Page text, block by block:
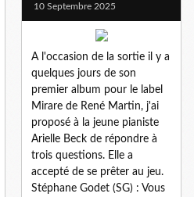
10 Septembre 2025
A l'occasion de la sortie il y a
quelques jours de son
premier album pour le label
Mirare de René Martin, j'ai
proposé à la jeune pianiste
Arielle Beck de répondre à
trois questions. Elle a
accepté de se prêter au jeu.
Stéphane Godet (SG) : Vous